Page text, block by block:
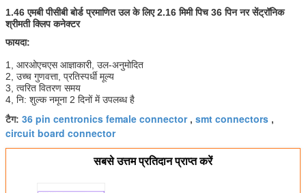
1.46 एमबी पीसीबी बोर्ड प्रमाणित उल के लिए 2.16 मिमी पिच 36 पिन नर सेंट्रॉनिक
श्रीमती क्लिप कनेक्टर
फायदा:
1, आरओएचएस आज्ञाकारी, उल-अनुमोदित
2, उच्च गुणवत्ता, प्रतिस्पर्धी मूल्य
3, त्वरित वितरण समय
4, नि: शुल्क नमूना 2 दिनों में उपलब्ध है
टैग: 36 pin centronics female connector, smt connectors ,
circuit board connector
सबसे उत्तम प्रतिदान प्राप्त करें